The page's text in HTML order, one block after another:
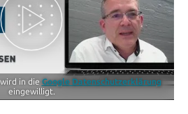
in die Google Datenschutzerklärung
eingewilligt.